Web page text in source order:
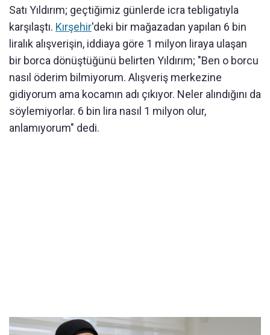
Satı Yıldırım; geçtiğimiz günlerde icra tebligatıyla
karşılaştı. Kırşehir'deki bir mağazadan yapılan 6 bin
liralık alışverişin, iddiaya göre 1 milyon liraya ulaşan
bir borca dönüştüğünü belirten Yıldırım; "Ben o borcu
nasıl öderim bilmiyorum. Alışveriş merkezine
gidiyorum ama kocamın adı çıkıyor. Neler alındığını da
söylemiyorlar. 6 bin lira nasıl 1 milyon olur,
anlamıyorum" dedi.